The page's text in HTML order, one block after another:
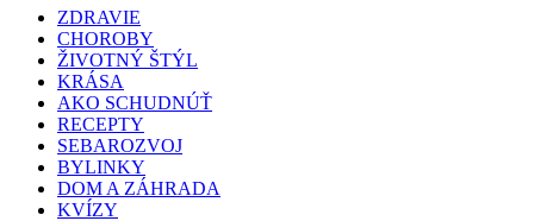
ZDRAVIE
CHOROBY
ŽIVOTNÝ ŠTÝL
KRÁSA
AKO SCHUDNÚŤ
RECEPTY
SEBAROZVOJ
BYLINKY
DOM A ZÁHRADA
KVÍZY